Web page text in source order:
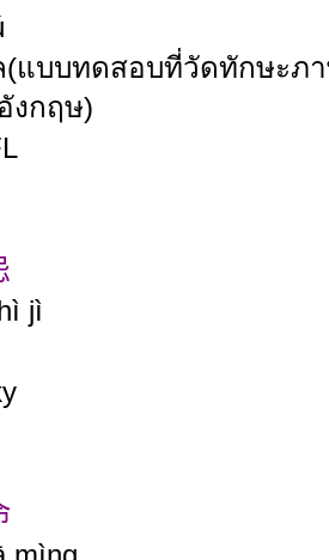
(แบบทดสอบที่วัดทักษะภ
งกฤษ)
jì